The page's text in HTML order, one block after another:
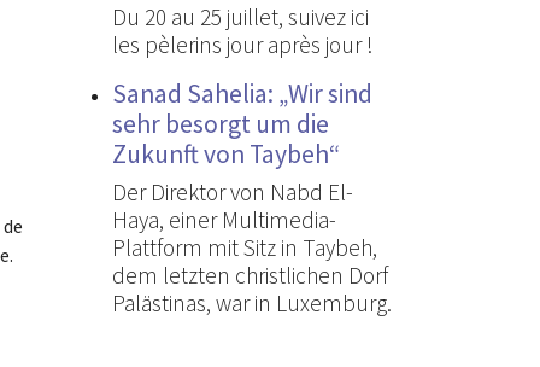
Du 20 au 25 juillet, suivez ici
les pèlerins jour après jour !
Sanad Sahelia: „Wir sind
sehr besorgt um die
Zukunft von Taybeh“
Der Direktor von Nabd El-
Haya, einer Multimedia-
Plattform mit Sitz in Taybeh,
dem letzten christlichen Dorf
Palästinas, war in Luxemburg.